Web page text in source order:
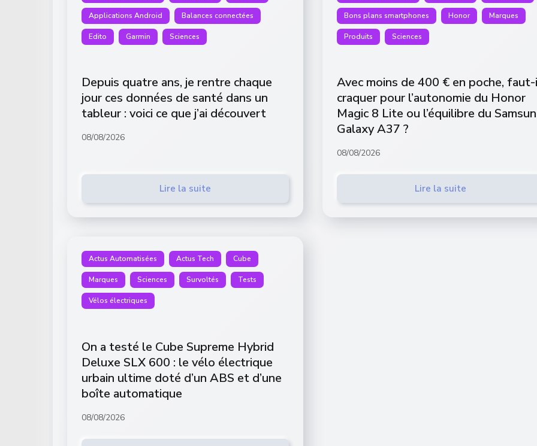
Applications Android Balances connectées
Edito Garmin Sciences
Depuis quatre ans, je rentre chaque
jour ces données de santé dans un
tableur : voici ce que j’ai découvert
08/08/2026
Lire la suite
Bons plans smartphones Honor Marques
Produits Sciences
Avec moins de 400 € en poche,
craquer pour l’autonomie du Honor
Magic 8 Lite ou l’équilibre du
Galaxy A37 ?
08/08/2026
Lire la suite
Actus Automatisées Actus Tech Cube
Marques Sciences Survoltés Tests
Vélos électriques
On a testé le Cube Supreme Hybrid
Deluxe SLX 600 : le vélo électrique
urbain ultime doté d’un ABS et d’une
boîte automatique
08/08/2026